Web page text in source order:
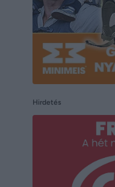
Hirdetés